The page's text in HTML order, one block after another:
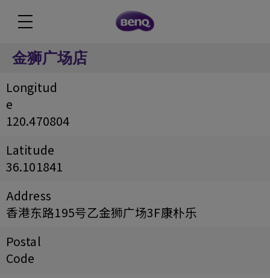
金狮广场店
Longitud
e
120.470804
Latitude
36.101841
Address
香港东路195号乙金狮广场3F康朴乐
Postal
Code